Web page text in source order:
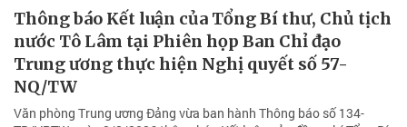
Thông báo Kết luận của Tổng Bí thư, Chủ tịch
nước Tô Lâm tại Phiên họp Ban Chỉ đạo
Trung ương thực hiện Nghị quyết số 57-
NQ/TW
Văn phòng Trung ương Đảng vừa ban hành Thông báo số 134-